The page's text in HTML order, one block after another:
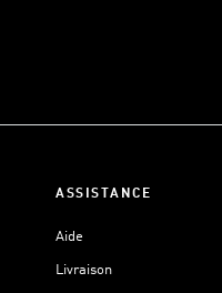
ASSISTANCE
Aide
Livraison